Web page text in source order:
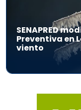
SENAPRED
Preventiva en
viento